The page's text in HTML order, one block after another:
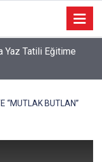
Yaz Tatili Eğitime
“MUTLAK BUTLAN”